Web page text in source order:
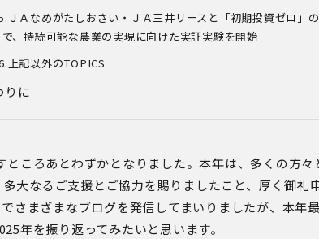
ＪＡなめがたしおさい・ＪＡ三井リースと「初期投資ゼロ」
、持続可能な農業の実現に向けた実証実験を開始
上記以外のTOPICS
りに
ところあとわずかとなりました。本年は、多くの方
大なるご支援とご協力を賜りましたこと、厚く御礼
さまざまなブログを発信してまいりましたが、本年
年を振り返ってみたいと思います。